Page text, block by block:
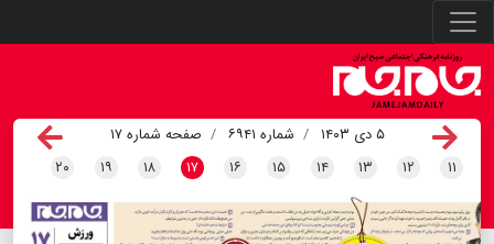
۵ دی ۱۴۰۳ شماره ۶۹۴۱
صفحه شماره ۱۷
۱۱ ۱۲ ۱۳ ۱۴ ۱۵ ۱۶ ۱۷ ۱۸ ۱۹ ۲۰